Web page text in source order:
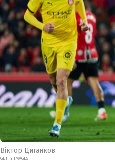
Віктор Циганков
GETTY IMAGES